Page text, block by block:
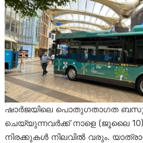
ഷാർജയിലെ പൊതുഗതാഗത
ചെയ്യുന്നവർക്ക് നാളെ (ജൂലൈ
നിരക്കുകൾ നിലവിൽ വരും.